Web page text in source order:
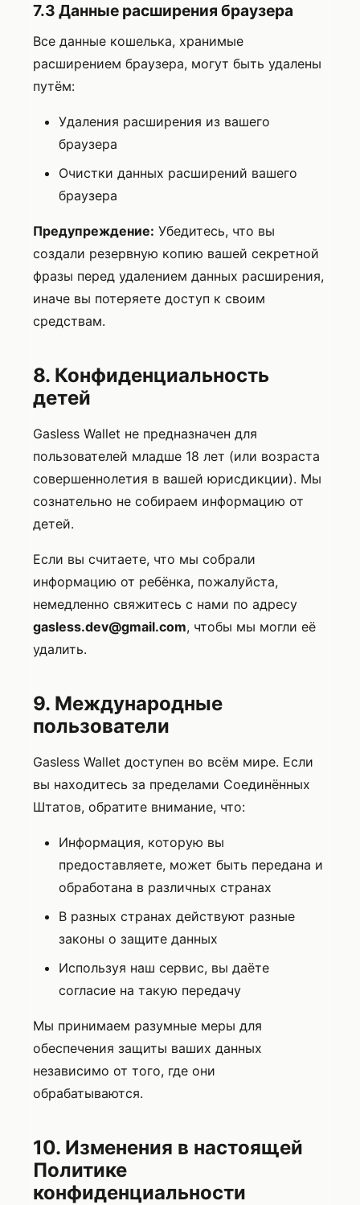
7.3 Данные расширения браузера
Все данные кошелька, хранимые
расширением браузера, могут быть удалены
путём:
Удаления расширения из вашего
браузера
Очистки данных расширений вашего
браузера
Предупреждение: Убедитесь, что вы
создали резервную копию вашей секретной
фразы перед удалением данных расширения,
иначе вы потеряете доступ к своим
средствам.
8. Конфиденциальность
детей
Gasless Wallet не предназначен для
пользователей младше 18 лет (или возраста
совершеннолетия в вашей юрисдикции). Мы
сознательно не собираем информацию от
детей.
Если вы считаете, что мы собрали
информацию от ребёнка, пожалуйста,
немедленно свяжитесь с нами по адресу
gasless.dev@gmail.com, чтобы мы могли её
удалить.
9. Международные
пользователи
Gasless Wallet доступен во всём мире. Если
вы находитесь за пределами Соединённых
Штатов, обратите внимание, что:
Информация, которую вы
предоставляете, может быть передана и
обработана в различных странах
В разных странах действуют разные
законы о защите данных
Используя наш сервис, вы даёте
согласие на такую передачу
Мы принимаем разумные меры для
обеспечения защиты ваших данных
независимо от того, где они
обрабатываются.
10. Изменения в настоящей
Политике
конфиденциальности